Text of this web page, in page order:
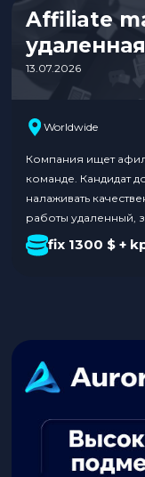
успеха. Формат
Условия:
Affiliate
13.07.2026
Worldwide
Компания ищет
команде. Кандидат
налаживать
работы удаленный,
KPI. Команда
конференции за
fix 1300 $ +